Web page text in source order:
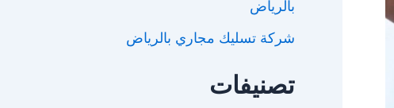
بالرياض
شركة تسليك مجاري بالرياض
تصنيفات